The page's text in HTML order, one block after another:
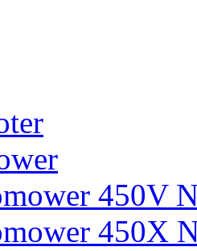
450V
450X